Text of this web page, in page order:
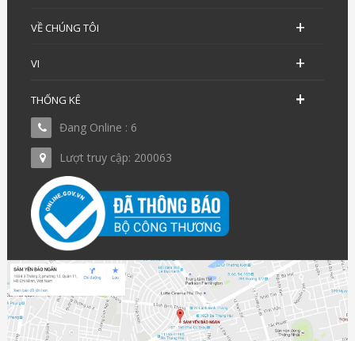
VỀ CHÚNG TÔI
VI
THỐNG KÊ
Đang Online : 6
Lượt truy cập: 200063